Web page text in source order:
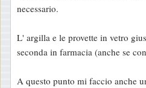
s
g
g
necessario.
L' argilla e le provette in vetro
seconda in farmacia (anche se
A questo punto mi faccio anche